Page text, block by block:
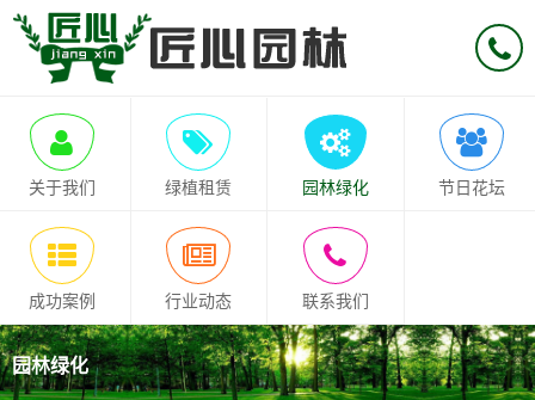
关于我们 绿植租赁 园林绿化 节日花坛
成功案例 行业动态 联系我们
园林绿化